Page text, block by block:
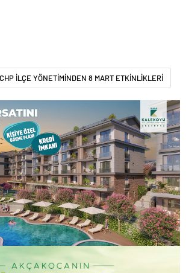
İLÇE YÖNETİMİNDEN 8 MART ETKİNLİKLERİ